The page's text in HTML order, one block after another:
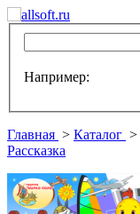
Например:
Главная > Каталог >
Рассказка